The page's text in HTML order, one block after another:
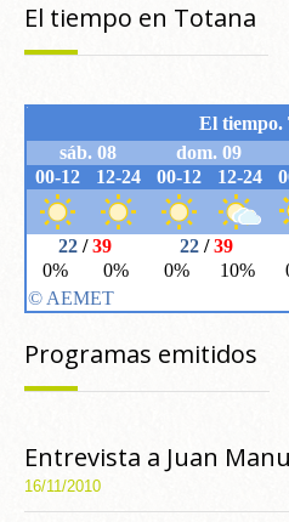
Programas emitidos
Entrevista a Juan
16/11/2010
El tiempo en Totana